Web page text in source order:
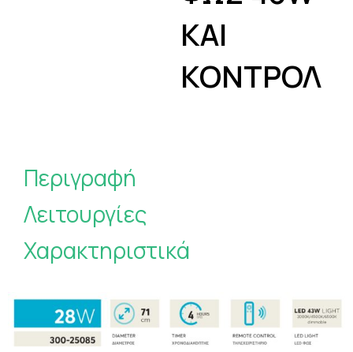
ΚΑΙ
ΚΟΝΤΡΟΛ
Περιγραφή
Λειτουργίες
Χαρακτηριστικά